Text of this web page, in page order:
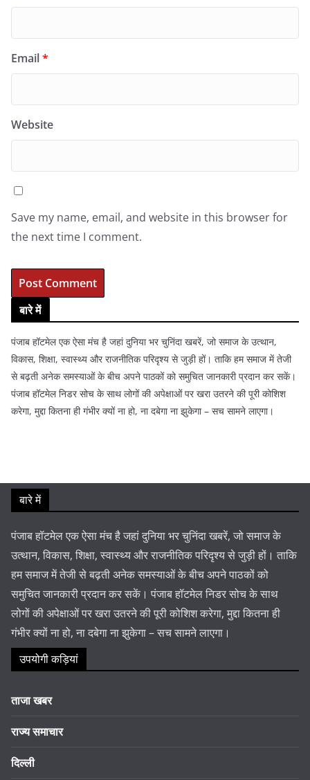
Email*
Website
Save my name, email, and website in this browser for
the next time I comment.
बारे में
पंजाब हॉटमेल एक ऐसा मंच है जहां दुनिया भर चुनिंदा खबरें, जो समाज के उत्थान,
विकास, शिक्षा, स्वास्थ्य और राजनीतिक परिदृश्य से जुड़ी हों। ताकि हम समाज में तेजी
से बढ़ती अनेक समस्याओं के बीच अपने पाठकों को समुचित जानकारी प्रदान कर सकें।
पंजाब हॉटमेल निडर सोच के साथ लोगों की अपेक्षाओं पर खरा उतरने की पूरी कोशिश
करेगा, मुद्दा कितना ही गंभीर क्यों ना हो, ना दबेगा ना झुकेगा – सच सामने लाएगा।
बारे में
पंजाब हॉटमेल एक ऐसा मंच है जहां दुनिया भर चुनिंदा खबरें, जो समाज के
उत्थान, विकास, शिक्षा, स्वास्थ्य और राजनीतिक परिदृश्य से जुड़ी हों। ताकि
हम समाज में तेजी से बढ़ती अनेक समस्याओं के बीच अपने पाठकों को
समुचित जानकारी प्रदान कर सकें। पंजाब हॉटमेल निडर सोच के साथ
लोगों की अपेक्षाओं पर खरा उतरने की पूरी कोशिश करेगा, मुद्दा कितना ही
गंभीर क्यों ना हो, ना दबेगा ना झुकेगा – सच सामने लाएगा।
उपयोगी कड़ियां
ताजा खबर
राज्य समाचार
दिल्ली